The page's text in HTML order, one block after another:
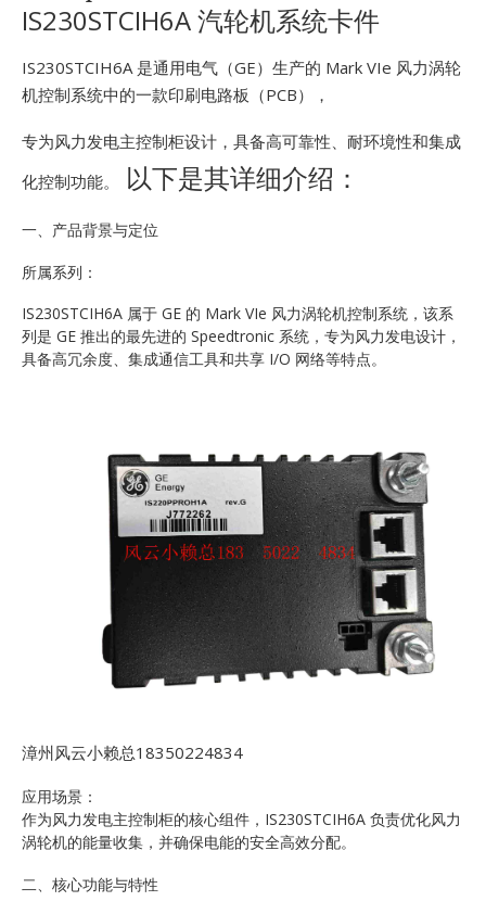
IS230STCIH6A 汽轮机系统卡件
IS230STCIH6A 是通用电气（GE）生产的 Mark VIe 风力涡轮
机控制系统中的一款印刷电路板（PCB），
专为风力发电主控制柜设计，具备高可靠性、耐环境性和集成
化控制功能。
以下是其详细介绍：
一、产品背景与定位
所属系列：
IS230STCIH6A 属于 GE 的 Mark VIe 风力涡轮机控制系统，该系
列是 GE 推出的最先进的 Speedtronic 系统，专为风力发电设计，
具备高冗余度、集成通信工具和共享 I/O 网络等特点。
漳州风云小赖总18350224834
应用场景：
作为风力发电主控制柜的核心组件，IS230STCIH6A 负责优化风力
涡轮机的能量收集，并确保电能的安全高效分配。
二、核心功能与特性